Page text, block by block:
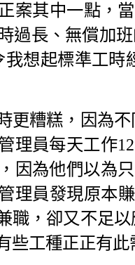
案其中一點，
過長、無償加
我想起標準工
更糟糕，因為
理員每天工作
因為他們以為
理員發現原本
職，卻又不足
些工種正正有此